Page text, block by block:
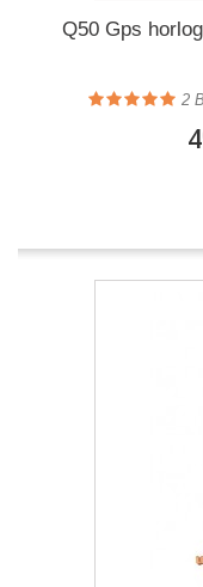
Q50 Gps
2